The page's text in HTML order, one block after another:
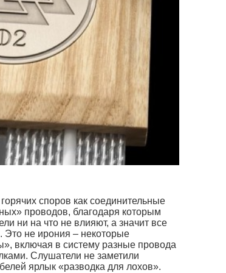
споров как соединительные
проводов, благодаря которым
ни на что не влияют, а значит все
Это не ирония – некоторые
включая в систему разные провода
Слушатели не заметили
ярлык «разводка для лохов».